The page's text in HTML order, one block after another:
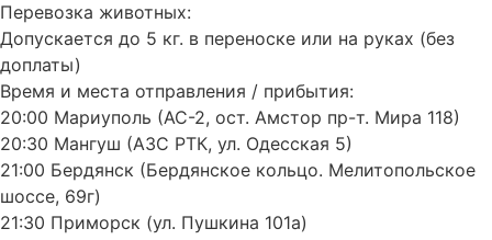
Перевозка животных:
Допускается до 5 кг. в переноске или на руках (без
доплаты)
Время и места отправления / прибытия:
20:00 Мариуполь (АС-2, ост. Амстор пр-т. Мира 118)
20:30 Мангуш (АЗС РТК, ул. Одесская 5)
21:00 Бердянск (Бердянское кольцо. Мелитопольское
шоссе, 69г)
21:30 Приморск (ул. Пушкина 101а)